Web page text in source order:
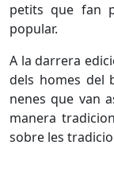
petits que fan
popular.
A la darrera
dels homes del
nenes que van
manera
sobre les